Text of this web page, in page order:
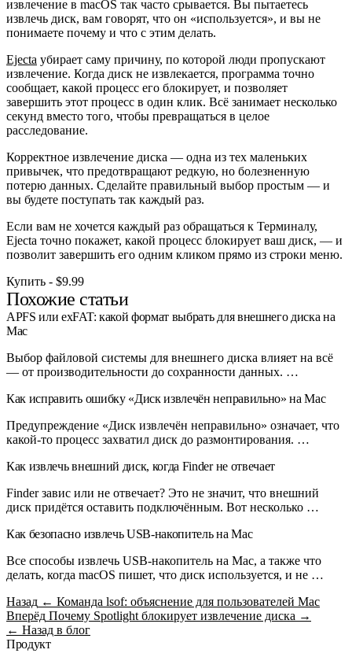
извлечение в macOS так часто срывается. Вы пытаетесь
извлечь диск, вам говорят, что он «используется», и вы не
понимаете почему и что с этим делать.
Ejecta убирает саму причину, по которой люди пропускают
извлечение. Когда диск не извлекается, программа точно
сообщает, какой процесс его блокирует, и позволяет
завершить этот процесс в один клик. Всё занимает несколько
секунд вместо того, чтобы превращаться в целое
расследование.
Корректное извлечение диска — одна из тех маленьких
привычек, что предотвращают редкую, но болезненную
потерю данных. Сделайте правильный выбор простым — и
вы будете поступать так каждый раз.
Если вам не хочется каждый раз обращаться к Терминалу,
Ejecta точно покажет, какой процесс блокирует ваш диск, — и
позволит завершить его одним кликом прямо из строки меню.
Купить - $9.99
Похожие статьи
APFS или exFAT: какой формат выбрать для внешнего диска на
Mac
Выбор файловой системы для внешнего диска влияет на всё
— от производительности до сохранности данных. …
Как исправить ошибку «Диск извлечён неправильно» на Mac
Предупреждение «Диск извлечён неправильно» означает, что
какой-то процесс захватил диск до размонтирования. …
Как извлечь внешний диск, когда Finder не отвечает
Finder завис или не отвечает? Это не значит, что внешний
диск придётся оставить подключённым. Вот несколько …
Как безопасно извлечь USB-накопитель на Mac
Все способы извлечь USB-накопитель на Mac, а также что
делать, когда macOS пишет, что диск используется, и не …
Назад ← Команда lsof: объяснение для пользователей Mac
Вперёд Почему Spotlight блокирует извлечение диска →
← Назад в блог
Продукт